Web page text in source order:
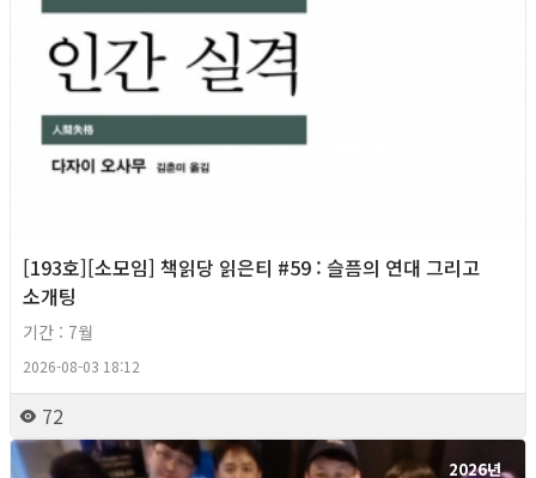
[193호][소모임] 책읽당 읽은티 #59 : 슬픔의 연대 그리고
소개팅
기간 : 7월
2026-08-03 18:12
72
2026년